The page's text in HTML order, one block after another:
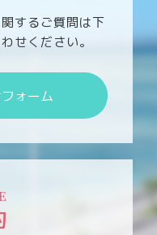
するご質問は下
せください。
ォーム